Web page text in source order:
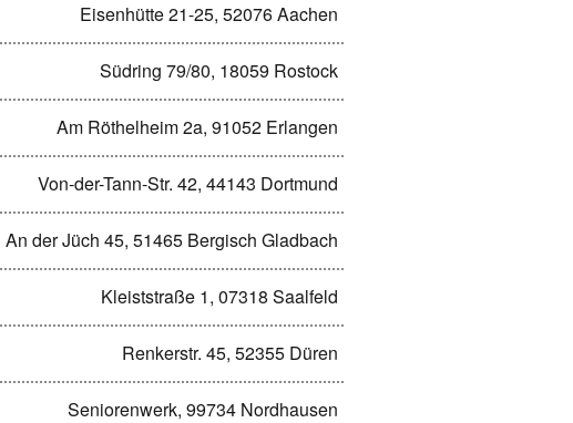
Eisenhütte 21-25, 52076 Aachen
Südring 79/80, 18059 Rostock
Am Röthelheim 2a, 91052 Erlangen
Von-der-Tann-Str. 42, 44143 Dortmund
An der Jüch 45, 51465 Bergisch Gladbach
Kleiststraße 1, 07318 Saalfeld
Renkerstr. 45, 52355 Düren
Seniorenwerk, 99734 Nordhausen